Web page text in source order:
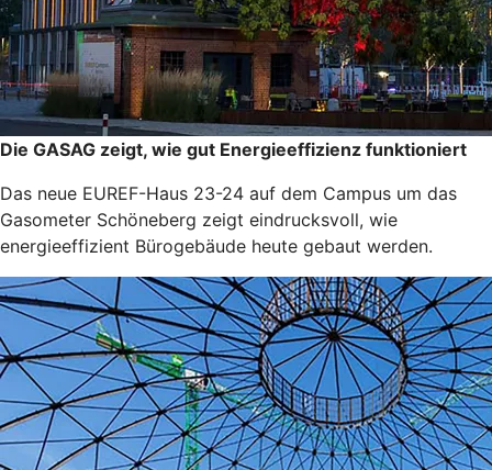
Die GASAG zeigt, wie gut Energieeffizienz funktioniert
Das neue EUREF-Haus 23-24 auf dem Campus um das
Gasometer Schöneberg zeigt eindrucksvoll, wie
energieeffizient Bürogebäude heute gebaut werden.